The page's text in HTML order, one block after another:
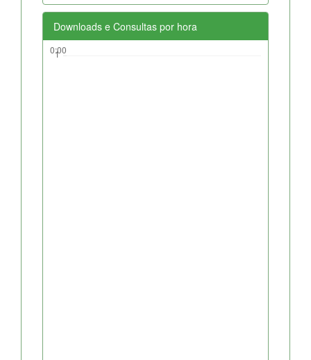
Downloads e Consultas por hora